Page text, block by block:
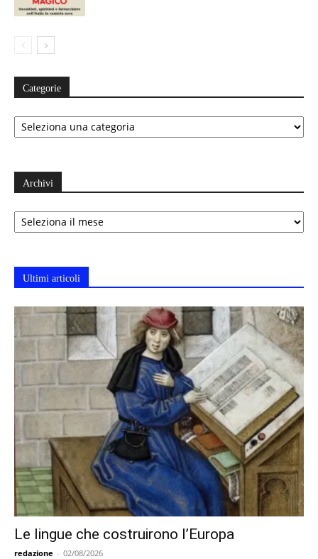
Categorie
Categorie
Archivi
Archivi
Ultimi articoli
Le lingue che costruirono l’Europa
redazione - 02/08/2026